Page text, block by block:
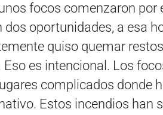
focos comenzaron por
dos oportunidades, a esa
quiso quemar
Eso es intencional. Los
complicados donde
Estos incendios han